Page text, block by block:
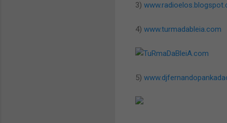
3)
4) www.turmadableia.com
5)